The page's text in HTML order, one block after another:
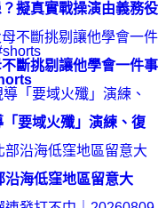
擬真實戰操演由義務役
斷挑剔讓他學會一件事
要域火殲」演練、復
沿海低窪地區留意大